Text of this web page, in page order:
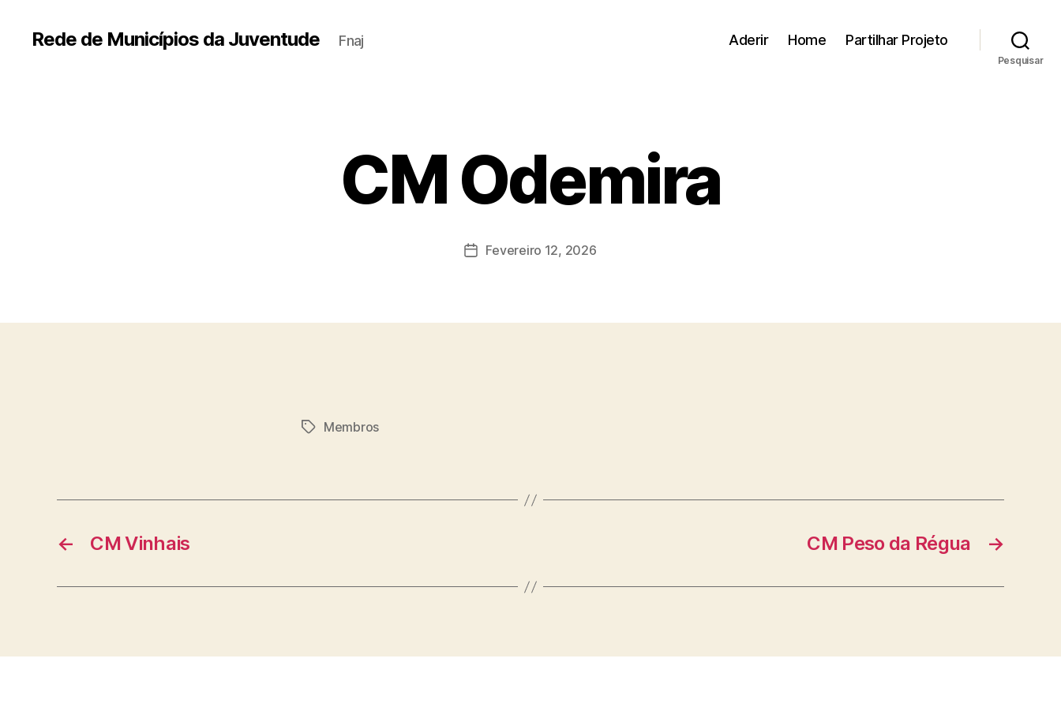
Rede de Municípios da Juventude Fnaj Aderir Home Partilhar Projeto
Pesquisar
CM Odemira
DataFevereiro 12, 2026
Etiquetas
Membros
← CM Vinhais →
CM Peso da Régua